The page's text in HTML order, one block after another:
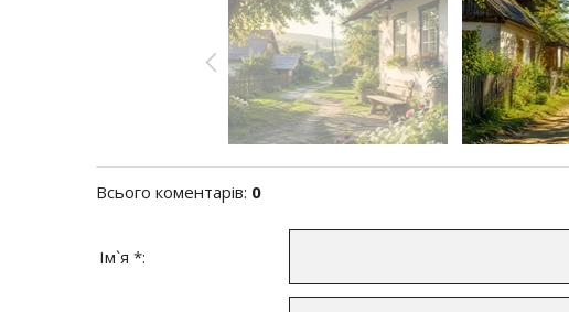
Всього коментарів: 0
Ім`я *: